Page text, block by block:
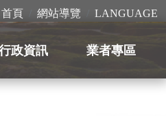
首頁 網站導覽 LANGUAGE
政資訊 業者專區